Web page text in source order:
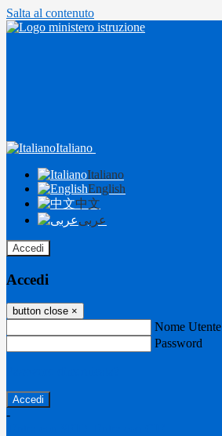
Salta al contenuto
Italiano
Italiano
English
中文
عربى
Accedi
Accedi
button close ×
Nome Utente
Password
-